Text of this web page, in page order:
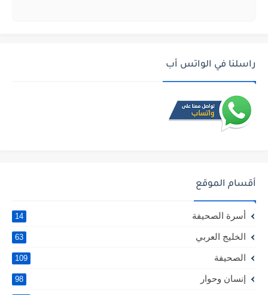
راسلنا في الواتس أب
أقسام الموقع
أسرة الصحيفة 14
الخليج العربي 63
الصحيفة 109
إنسان وحوار 98